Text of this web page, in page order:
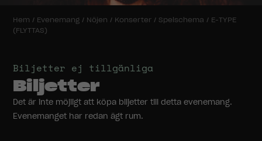
Hem / Evenemang / Nöjen / Konserter / Spelschema / E-TYPE
(FLYTTAS)
Biljetter ej tillgänliga
Biljetter
Det är inte möjligt att köpa biljetter till detta evenemang.
Evenemanget har redan ägt rum.